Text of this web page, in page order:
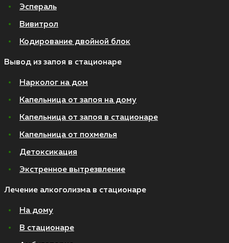
Эспераль
Вивитрол
Кодирование двойной блок
Вывод из запоя в стационаре
Нарколог на дом
Капельница от запоя на дому
Капельница от запоя в стационаре
Капельница от похмелья
Детоксикация
Экстренное вытрезвление
Лечение алкоголизма в стационаре
На дому
В стационаре